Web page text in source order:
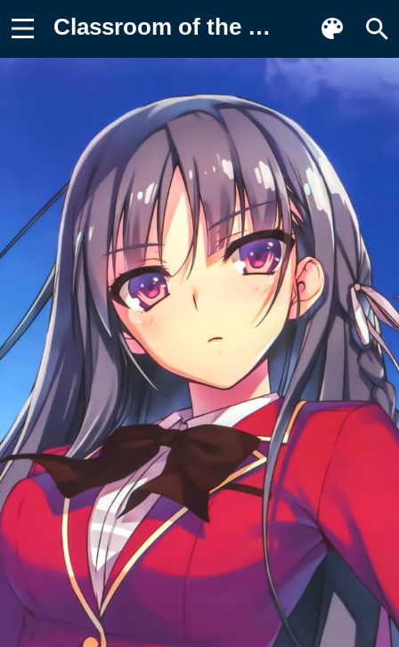
Classroom of the Elite, Аниме Картинка